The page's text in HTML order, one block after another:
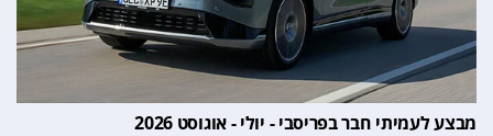
מבצע לעמיתי חבר בפריסבי - יולי - אוגוסט 2026